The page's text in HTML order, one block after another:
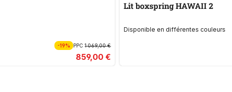
-19% PPC1 069,00 €
859,00 €
Lit boxspring HAWAII 2
Disponible en différentes couleurs